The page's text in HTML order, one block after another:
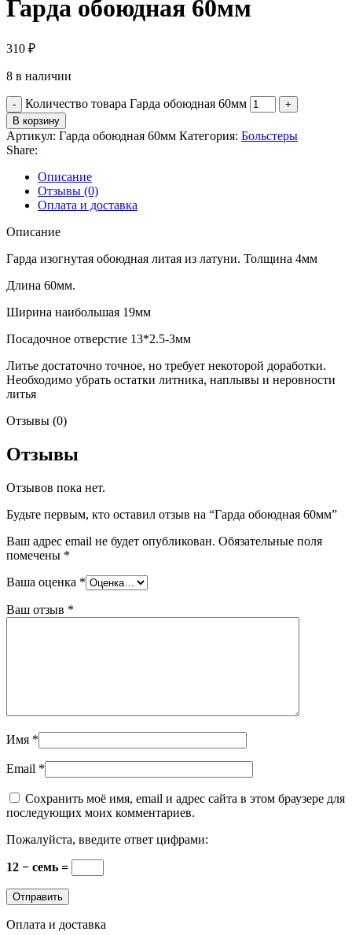
Гарда обоюдная 60мм
310 ₽
8 в наличии
Количество товара Гарда обоюдная 60мм
В корзину
Артикул: Гарда обоюдная 60мм Категория: Больстеры
Share:
Описание
Отзывы (0)
Оплата и доставка
Описание
Гарда изогнутая обоюдная литая из латуни. Толщина 4мм
Длина 60мм.
Ширина наибольшая 19мм
Посадочное отверстие 13*2.5-3мм
Литье достаточно точное, но требует некоторой доработки.
Необходимо убрать остатки литника, наплывы и неровности
литья
Отзывы (0)
Отзывы
Отзывов пока нет.
Будьте первым, кто оставил отзыв на “Гарда обоюдная 60мм”
Ваш адрес email не будет опубликован. Обязательные поля
помечены *
Ваша оценка *
Ваш отзыв *
Имя *
Email *
Сохранить моё имя, email и адрес сайта в этом браузере для
последующих моих комментариев.
Пожалуйста, введите ответ цифрами:
12 − семь =
Оплата и доставка